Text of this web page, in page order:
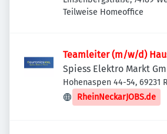
Deutschland
Teilweise Homeoffice
Teamleiter (m/w/d)
Spiess Elektro Markt
Hohenaspen 44-54, 69231
Deutschland
RheinNeckarJOBS.de